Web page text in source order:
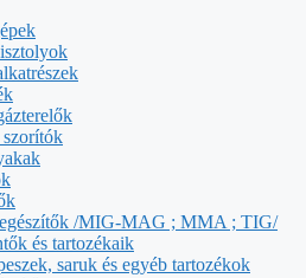
/MIG-MAG ; MMA ; TIG/
és tartozékaik
saruk és egyéb tartozékok